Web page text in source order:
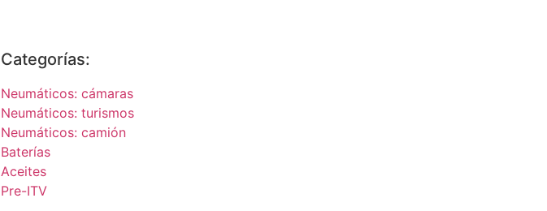
Categorías:
Neumáticos: cámaras
Neumáticos: turismos
Neumáticos: camión
Baterías
Aceites
Pre-ITV